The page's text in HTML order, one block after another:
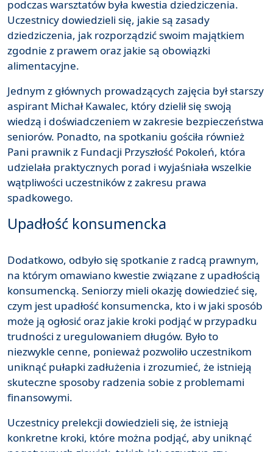
podczas warsztatów była kwestia dziedziczenia.
Uczestnicy dowiedzieli się, jakie są zasady
dziedziczenia, jak rozporządzić swoim majątkiem
zgodnie z prawem oraz jakie są obowiązki
alimentacyjne.
Jednym z głównych prowadzących zajęcia był starszy
aspirant Michał Kawalec, który dzielił się swoją
wiedzą i doświadczeniem w zakresie bezpieczeństwa
seniorów. Ponadto, na spotkaniu gościła również
Pani prawnik z Fundacji Przyszłość Pokoleń, która
udzielała praktycznych porad i wyjaśniała wszelkie
wątpliwości uczestników z zakresu prawa
spadkowego.
Upadłość konsumencka
Dodatkowo, odbyło się spotkanie z radcą prawnym,
na którym omawiano kwestie związane z upadłością
konsumencką. Seniorzy mieli okazję dowiedzieć się,
czym jest upadłość konsumencka, kto i w jaki sposób
może ją ogłosić oraz jakie kroki podjąć w przypadku
trudności z uregulowaniem długów. Było to
niezwykle cenne, ponieważ pozwoliło uczestnikom
uniknąć pułapki zadłużenia i zrozumieć, że istnieją
skuteczne sposoby radzenia sobie z problemami
finansowymi.
Uczestnicy prelekcji dowiedzieli się, że istnieją
konkretne kroki, które można podjąć, aby uniknąć